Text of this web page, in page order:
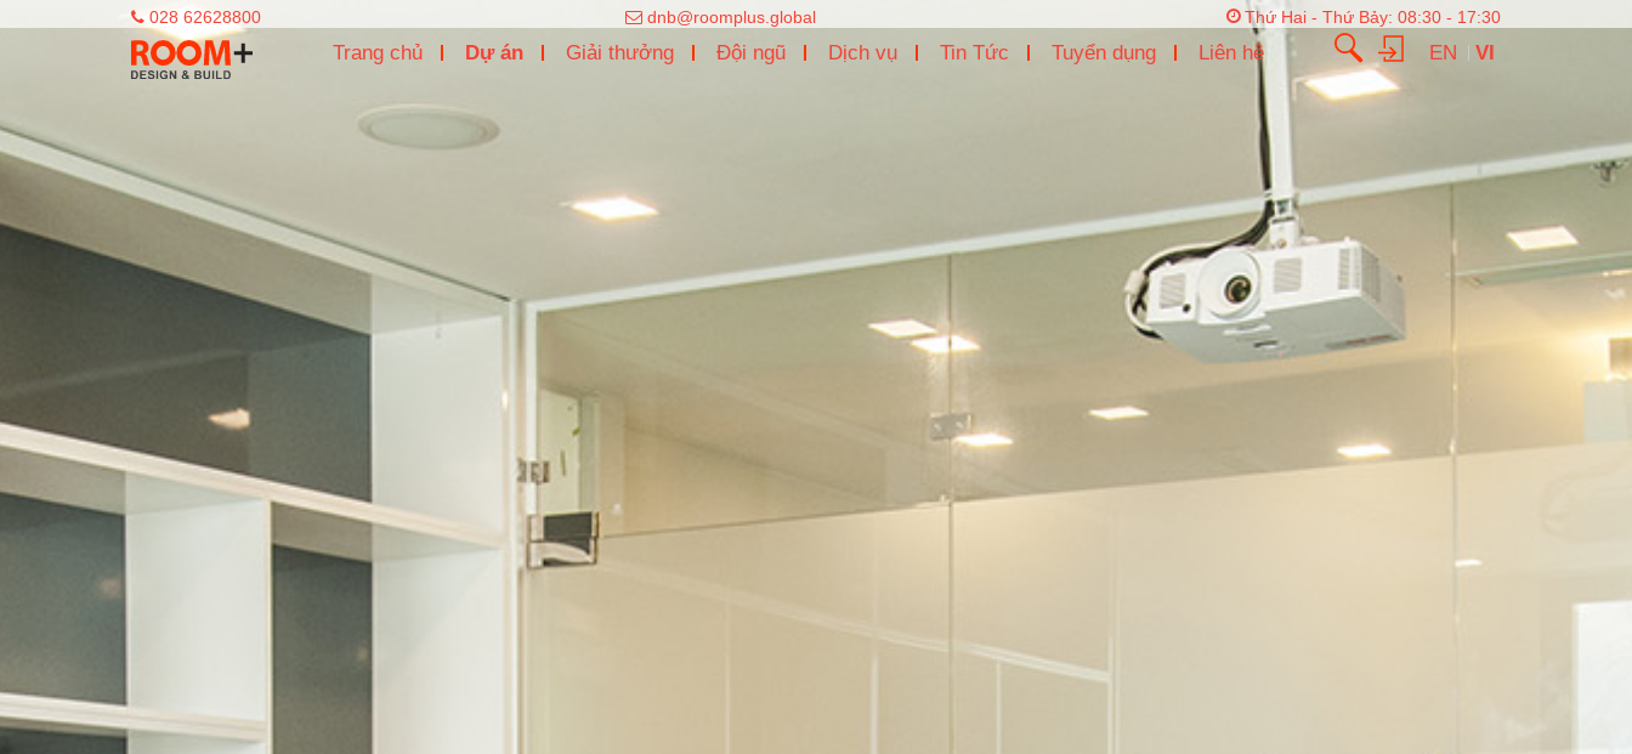
028 62628800 dnb@roomplus.global Thứ Hai - Thứ Bảy: 08:30 - 17:30
Trang chủ Dự án Giải thưởng Đội ngũ Dịch vụ Tin Tức Tuyển dụng Liên hệ EN VI